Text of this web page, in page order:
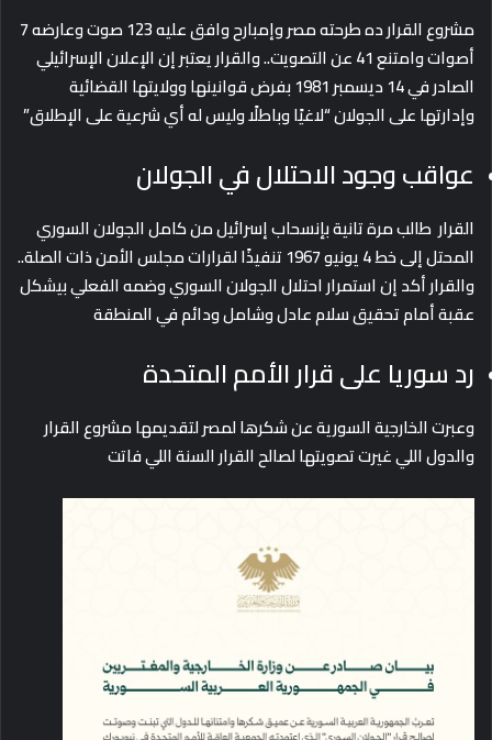
مشروع القرار ده طرحته مصر وإمبارح وافق عليه 123 صوت وعارضه 7
أصوات وامتنع 41 عن التصويت.. والقرار يعتبر إن الإعلان الإسرائيلي
الصادر في 14 ديسمبر 1981 بفرض قوانينها وولايتها القضائية
وإدارتها على الجولان “لاغيًا وباطلًا وليس له أي شرعية على الإطلاق”
عواقب وجود الاحتلال في الجولان
القرار طالب مرة تانية بإنسحاب إسرائيل من كامل الجولان السوري
المحتل إلى خط 4 يونيو 1967 تنفيذًا لقرارات مجلس الأمن ذات الصلة..
والقرار أكد إن استمرار احتلال الجولان السوري وضمه الفعلي بيشكل
عقبة أمام تحقيق سلام عادل وشامل ودائم في المنطقة
رد سوريا على قرار الأمم المتحدة
وعبرت الخارجية السورية عن شكرها لمصر لتقديمها مشروع القرار
والدول اللي غيرت تصويتها لصالح القرار السنة اللي فاتت